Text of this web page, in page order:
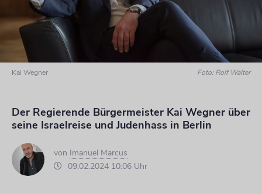
Kai Wegner Foto: Rolf Walter
Der Regierende Bürgermeister Kai Wegner über
seine Israelreise und Judenhass in Berlin
von Imanuel Marcus
09.02.2024 10:06 Uhr